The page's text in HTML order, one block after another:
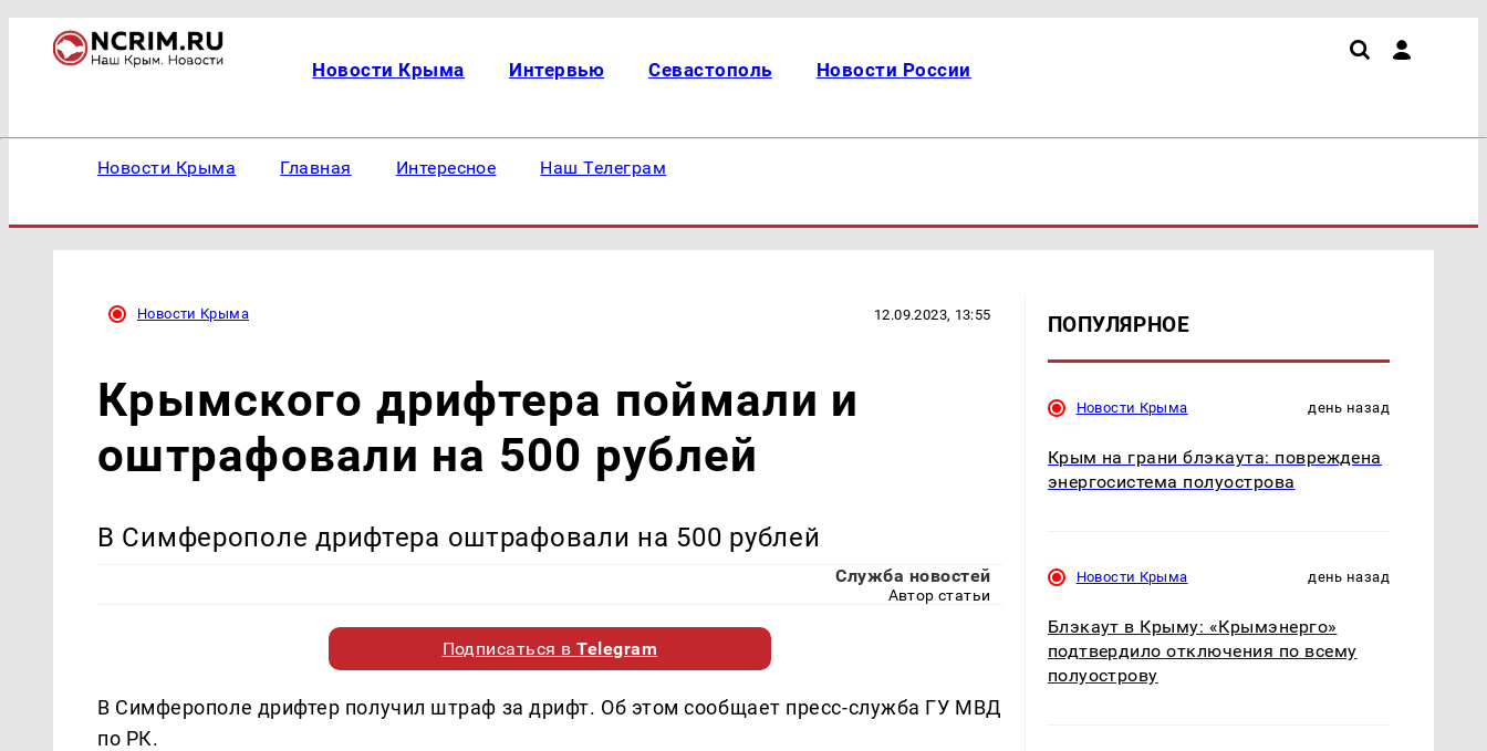
Новости Крыма Интервью Севастополь Новости России
Новости Крыма Главная Интересное Наш Телеграм
Новости Крыма 12.09.2023, 13:55
Крымского дрифтера поймали и
оштрафовали на 500 рублей
В Симферополе дрифтера оштрафовали на 500 рублей
Служба новостей
Автор статьи
Подписаться вTelegram
В Симферополе дрифтер получил штраф за дрифт. Об этом сообщает пресс-служба ГУ МВД
по РК.
ПОПУЛЯРНОЕ
Новости Крыма день назад
Крым на грани блэкаута: повреждена
энергосистема полуострова
Новости Крыма день назад
Блэкаут в Крыму: «Крымэнерго»
подтвердило отключения по всему
полуострову